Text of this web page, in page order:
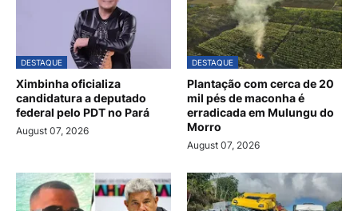
DESTAQUE
Ximbinha oficializa
candidatura a deputado
federal pelo PDT no Pará
August 07, 2026
DESTAQUE
Plantação com cerca de 20
mil pés de maconha é
erradicada em Mulungu do
Morro
August 07, 2026